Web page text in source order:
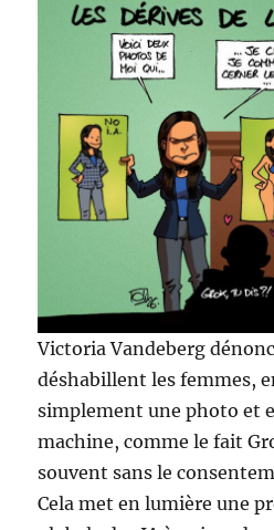
Victoria Vandeberg
déshabillent les femmes,
simplement une photo et
machine, comme le fait
souvent sans le
Cela met en lumière une